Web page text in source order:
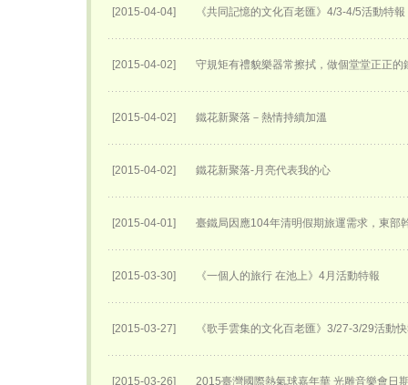
[2015-04-04] 《共同記憶的文化百老匯》4/3-4/5活動特報
[2015-04-02] 守規矩有禮貌樂器常擦拭，做個堂堂正正的
[2015-04-02] 鐵花新聚落－熱情持續加溫
[2015-04-02] 鐵花新聚落-月亮代表我的心
[2015-04-01] 臺鐵局因應104年清明假期旅運需求，東部
[2015-03-30] 《一個人的旅行 在池上》4月活動特報
[2015-03-27] 《歌手雲集的文化百老匯》3/27-3/29活動
[2015-03-26] 2015臺灣國際熱氣球嘉年華 光雕音樂會日